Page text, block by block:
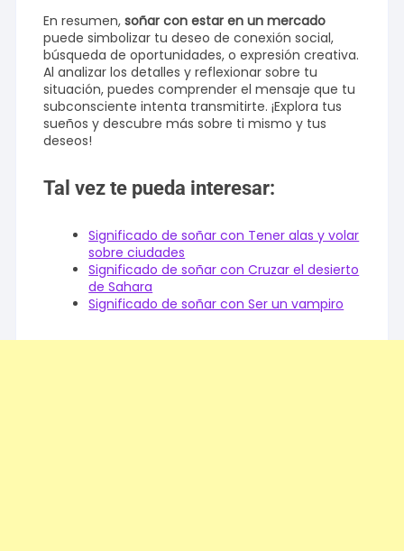
En resumen,soñar con estar en un mercado
puede simbolizar tu deseo de conexión social,
búsqueda de oportunidades, o expresión creativa.
Al analizar los detalles y reflexionar sobre tu
situación, puedes comprender el mensaje que tu
subconsciente intenta transmitirte. ¡Explora tus
sueños y descubre más sobre ti mismo y tus
deseos!
Tal vez te pueda interesar:
Significado de soñar con Tener alas y volar
sobre ciudades
Significado de soñar con Cruzar el desierto
de Sahara
Significado de soñar con Ser un vampiro